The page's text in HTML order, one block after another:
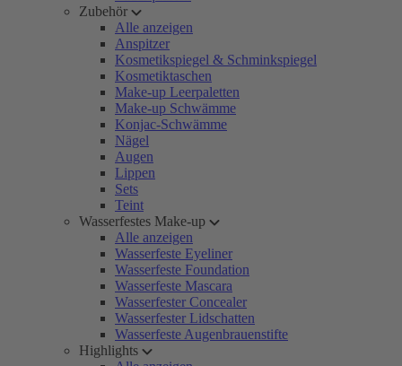
Zubehör
Alle anzeigen
Anspitzer
Kosmetikspiegel & Schminkspiegel
Kosmetiktaschen
Make-up Leerpaletten
Make-up Schwämme
Konjac-Schwämme
Nägel
Augen
Lippen
Sets
Teint
Wasserfestes Make-up
Alle anzeigen
Wasserfeste Eyeliner
Wasserfeste Foundation
Wasserfeste Mascara
Wasserfester Concealer
Wasserfester Lidschatten
Wasserfeste Augenbrauenstifte
Highlights